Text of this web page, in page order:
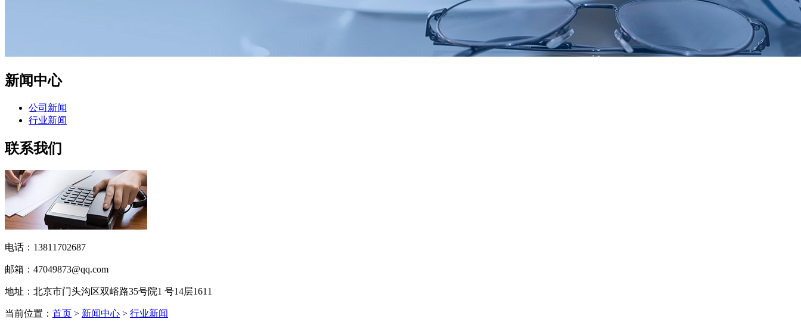
新闻中心
公司新闻
行业新闻
联系我们
电话：13811702687
邮箱：47049873@qq.com
地址：北京市门头沟区双峪路35号院1 号14层1611
当前位置： 首页 > 新闻中心 > 行业新闻